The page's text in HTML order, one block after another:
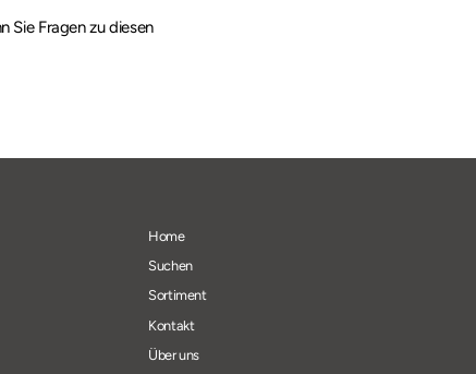
Sie Fragen zu diesen
Home
Suchen
Sortiment
Kontakt
Über uns